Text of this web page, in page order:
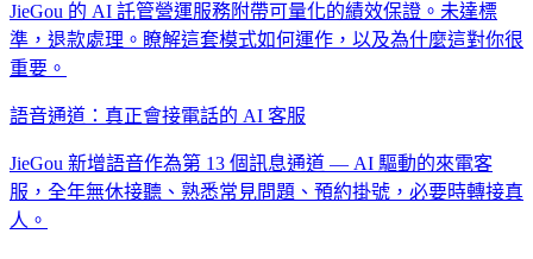
JieGou 的 AI 託管營運服務附帶可量化的績效保證。未達標
準，退款處理。瞭解這套模式如何運作，以及為什麼這對你很
重要。
語音通道：真正會接電話的 AI 客服
JieGou 新增語音作為第 13 個訊息通道 — AI 驅動的來電客
服，全年無休接聽、熟悉常見問題、預約掛號，必要時轉接真
人。